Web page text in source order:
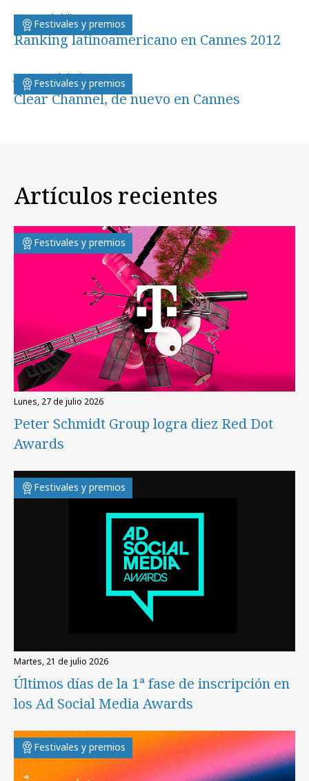
Festivales y premios
lunes, 2 de julio 2012
Ranking latinoamericano en Cannes 2012
Festivales y premios
jueves, 21 de junio 2012
Clear Channel, de nuevo en Cannes
Artículos recientes
Festivales y premios
lunes, 27 de julio 2026
Peter Schmidt Group logra diez Red Dot
Awards
Festivales y premios
martes, 21 de julio 2026
Últimos días de la 1ª fase de inscripción en
los Ad Social Media Awards
Festivales y premios